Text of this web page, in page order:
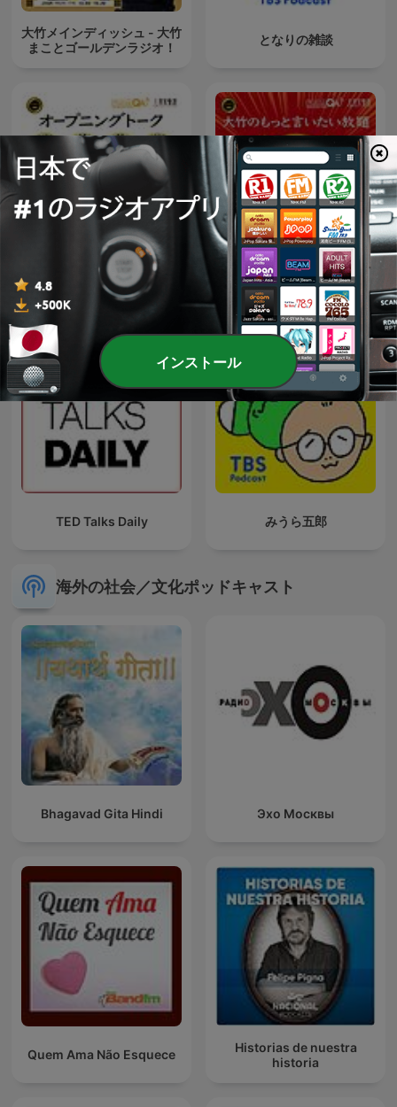
大竹メインディッシュ - 大竹
まことゴールデンラジオ！
となりの雑談
オープニング - 大竹まことゴ
ールデンラジオ！
大竹のもっと言いたい放題 -
大竹まこと ゴールデンラジ
オ！
TED Talks Daily みうら五郎
海外の社会／文化ポッドキャスト
Bhagavad Gita Hindi Эхо Москвы
Quem Ama Não Esquece
Historias de nuestra
historia
インストール